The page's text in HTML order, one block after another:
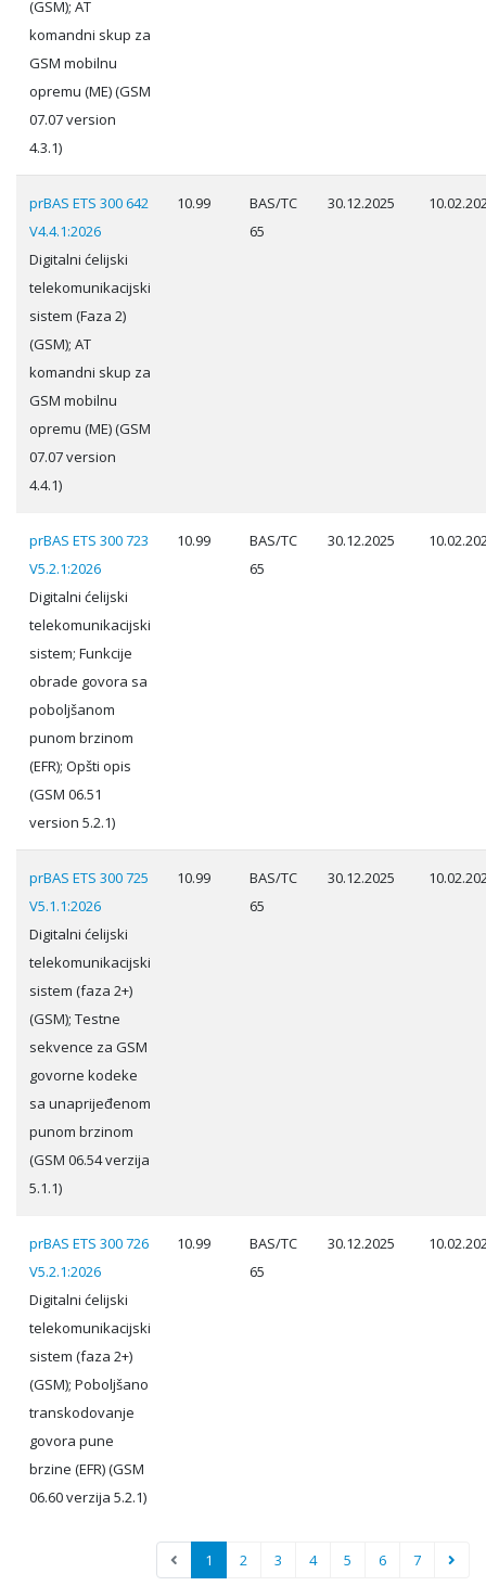
(GSM); AT
komandni skup za
GSM mobilnu
opremu (ME) (GSM
07.07 version
4.3.1)
prBAS ETS 300 642
V4.4.1:2026
Digitalni ćelijski
telekomunikacijski
sistem (Faza 2)
(GSM); AT
komandni skup za
GSM mobilnu
opremu (ME) (GSM
07.07 version
4.4.1)
10.99
BAS/TC
65
30.12.2025
prBAS ETS 300 723
V5.2.1:2026
Digitalni ćelijski
telekomunikacijski
sistem; Funkcije
obrade govora sa
poboljšanom
punom brzinom
(EFR); Opšti opis
(GSM 06.51
version 5.2.1)
10.99
BAS/TC
65
30.12.2025
prBAS ETS 300 725
V5.1.1:2026
Digitalni ćelijski
telekomunikacijski
sistem (faza 2+)
(GSM); Testne
sekvence za GSM
govorne kodeke
sa unaprijeđenom
punom brzinom
(GSM 06.54 verzija
5.1.1)
10.99
BAS/TC
65
30.12.2025
prBAS ETS 300 726
V5.2.1:2026
Digitalni ćelijski
telekomunikacijski
sistem (faza 2+)
(GSM); Poboljšano
transkodovanje
govora pune
brzine (EFR) (GSM
06.60 verzija 5.2.1)
10.99
BAS/TC
65
30.12.2025
1 2 3 4 5 6 7